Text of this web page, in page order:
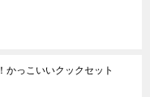
かっこいいクックセット